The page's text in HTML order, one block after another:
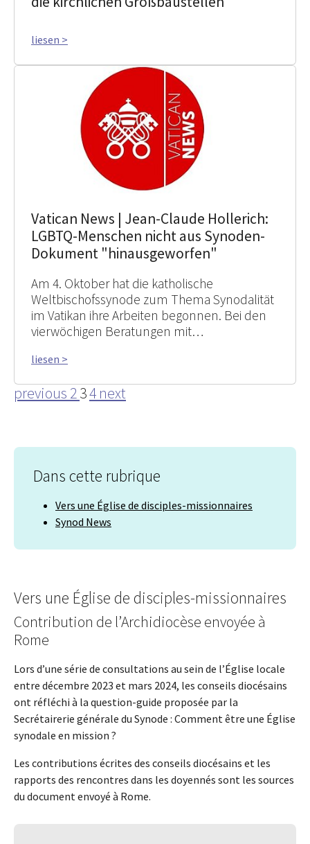
liesen >
Vatican News | Jean-Claude Hollerich:
LGBTQ-Menschen nicht aus Synoden-
Dokument "hinausgeworfen"
Am 4. Oktober hat die katholische
Weltbischofssynode zum Thema Synodalität
im Vatikan ihre Arbeiten begonnen. Bei den
vierwöchigen Beratungen mit…
liesen >
previous 234 next
Dans cette rubrique
Vers une Église de disciples-missionnaires
Synod News
Vers une Église de disciples-missionnaires
Contribution de l’Archidiocèse envoyée à
Rome
Lors d’une série de consultations au sein de l’Église locale
entre décembre 2023 et mars 2024, les conseils diocésains
ont réfléchi à la question-guide proposée par la
Secrétairerie générale du Synode : Comment être une Église
synodale en mission ?
Les contributions écrites des conseils diocésains et les
rapports des rencontres dans les doyennés sont les sources
du document envoyé à Rome.